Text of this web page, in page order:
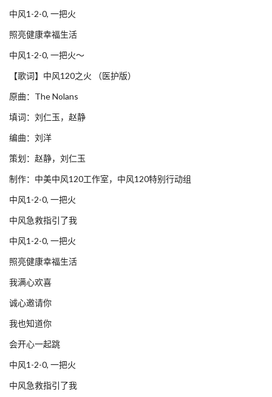
中风1-2-0, 一把火
照亮健康幸福生活
中风1-2-0, 一把火～
【歌词】中风120之火 （医护版）
原曲：The Nolans
填词：刘仁玉，赵静
编曲：刘洋
策划：赵静，刘仁玉
制作：中美中风120工作室，中风120特别行动组
中风1-2-0, 一把火
中风急救指引了我
中风1-2-0, 一把火
照亮健康幸福生活
我满心欢喜
诚心邀请你
我也知道你
会开心一起跳
中风1-2-0, 一把火
中风急救指引了我